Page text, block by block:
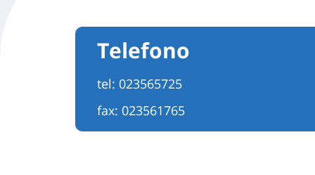
Telefono
tel: 023565725
fax: 023561765